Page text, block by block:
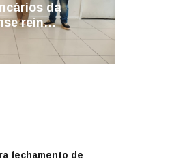
da
rein…
fechamento de